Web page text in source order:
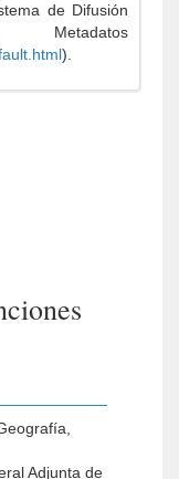
de Difusión
).
Adjunta de